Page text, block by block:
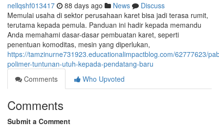
nellqshf013417 88 days ago News
Discuss
Memulai usaha di sektor perusahaan karet bisa jadi terasa rumit,
terutama kepada pemula. Panduan ini hadir kepada memandu
Anda memahami dasar-dasar pembuatan karet, seperti
penentuan komoditas, mesin yang diperlukan,
https://tamzinurne731923.educationalimpactblog.com/62777623/
polimer-tuntunan-utuh-kepada-pendatang-baru
Comments
Who Upvoted
Comments
Submit a Comment